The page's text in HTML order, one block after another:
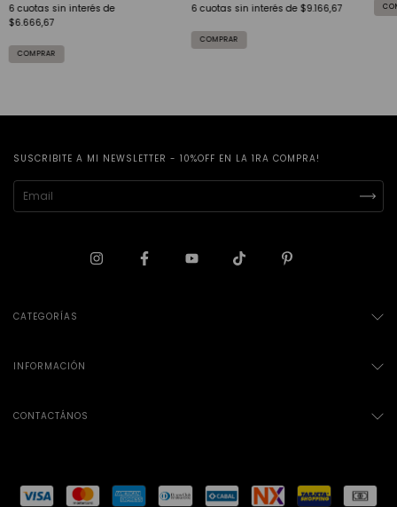
6 cuotas sin interés de
$6.666,67
6 cuotas sin interés de $9.166,67
COMPRAR
SUSCRIBITE A MI NEWSLETTER - 10%OFF EN LA 1RA COMPRA!
CATEGORÍAS
INFORMACIÓN
CONTACTÁNOS